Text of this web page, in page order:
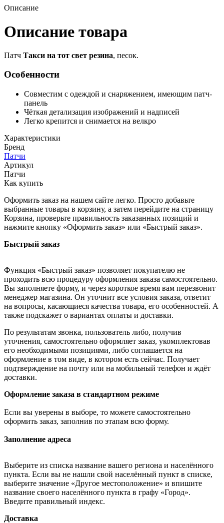
Описание
Описание товара
Патч Такси на тот свет резина, песок.
Особенности
Совместим с одеждой и снаряжением, имеющим патч-
панель
Чёткая детализация изображений и надписей
Легко крепится и снимается на велкро
Характеристики
Бренд
Патчи
Артикул
Патчи
Как купить
Оформить заказ на нашем сайте легко. Просто добавьте
выбранные товары в корзину, а затем перейдите на страницу
Корзина, проверьте правильность заказанных позиций и
нажмите кнопку «Оформить заказ» или «Быстрый заказ».
Быстрый заказ
Функция «Быстрый заказ» позволяет покупателю не
проходить всю процедуру оформления заказа самостоятельно.
Вы заполняете форму, и через короткое время вам перезвонит
менеджер магазина. Он уточнит все условия заказа, ответит
на вопросы, касающиеся качества товара, его особенностей. А
также подскажет о вариантах оплаты и доставки.
По результатам звонка, пользователь либо, получив
уточнения, самостоятельно оформляет заказ, укомплектовав
его необходимыми позициями, либо соглашается на
оформление в том виде, в котором есть сейчас. Получает
подтверждение на почту или на мобильный телефон и ждёт
доставки.
Оформление заказа в стандартном режиме
Если вы уверены в выборе, то можете самостоятельно
оформить заказ, заполнив по этапам всю форму.
Заполнение адреса
Выберите из списка название вашего региона и населённого
пункта. Если вы не нашли свой населённый пункт в списке,
выберите значение «Другое местоположение» и впишите
название своего населённого пункта в графу «Город».
Введите правильный индекс.
Доставка